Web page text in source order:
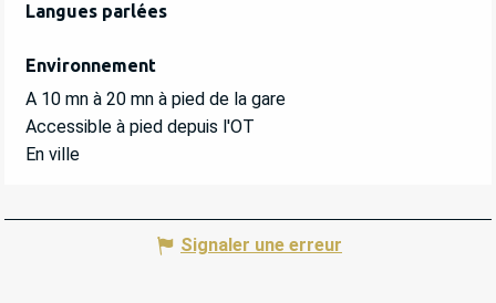
Langues parlées
Langues parlées
Environnement
Environnement
A 10 mn à 20 mn à pied de la gare
Accessible à pied depuis l'OT
En ville
Signaler une erreur